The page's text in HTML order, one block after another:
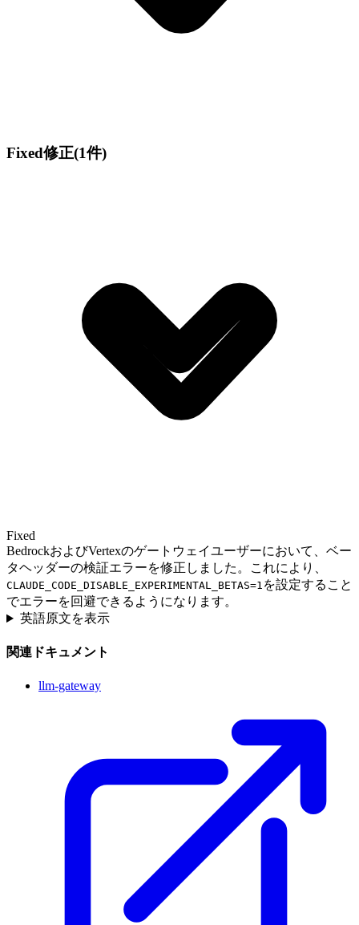
Fixed修正(1件)
Fixed
BedrockおよびVertexのゲートウェイユーザーにおいて、ベー
タヘッダーの検証エラーを修正しました。これにより、
CLAUDE_CODE_DISABLE_EXPERIMENTAL_BETAS=1 を設定すること
でエラーを回避できるようになります。
英語原文を表示
関連ドキュメント
llm-gateway